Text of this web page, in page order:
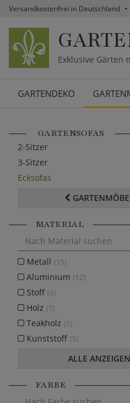
Versandkostenfrei in Deutschland
Exklusive Gärten
GARTENDEKO
GARTENSOFAS
2-Sitzer
3-Sitzer
Ecksofas
MATERIAL
Metall (15)
Aluminium (12)
Stoff (6)
Holz (5)
Teakholz (5)
Kunststoff (5)
ALLE ANZEIGEN
FARBE